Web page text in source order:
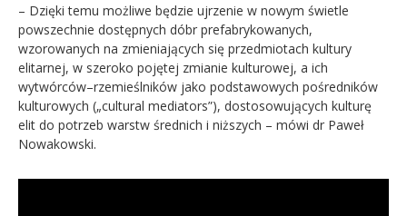
– Dzięki temu możliwe będzie ujrzenie w nowym świetle
powszechnie dostępnych dóbr prefabrykowanych,
wzorowanych na zmieniających się przedmiotach kultury
elitarnej, w szeroko pojętej zmianie kulturowej, a ich
wytwórców–rzemieślników jako podstawowych pośredników
kulturowych („cultural mediators”), dostosowujących kulturę
elit do potrzeb warstw średnich i niższych – mówi dr Paweł
Nowakowski.